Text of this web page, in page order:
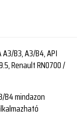
B3, A3/B4, API
Renault RN0700 /
B4 mindazon